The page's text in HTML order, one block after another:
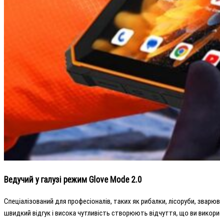
Ведучий у галузі режим Glove Mode 2.0
Спеціалізований для професіоналів, таких як рибалки, лісоруби,
швидкий відгук і висока чутливість створюють відчуття, що ви